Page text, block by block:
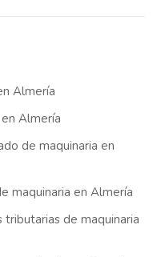
Almería
Almería
de maquinaria en
maquinaria en Almería
de maquinaria